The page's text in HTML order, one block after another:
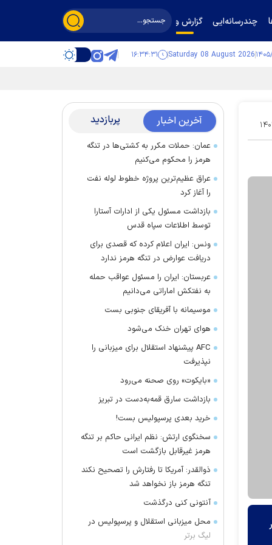
چندرسانه‌ایی گزارش و گفت‌وگو
Saturday 08 August 2026 ۱۶:۳۴:۳۲
۲۹ آخرین اخبار پربازدید
عمان: حملات مکرر به کشتی‌ها در تنگه
هرمز را محکوم می‌کنیم
عراق عظیم‌ترین پروژه خطوط لوله نفت
را آغاز کرد
بازداشت مسئول یکی از ادارات آستارا
توسط اطلاعات سپاه قدس
ونس: ایران اعلام کرده که قصدی برای
دریافت عوارض در تنگه هرمز ندارد
عربستان: ایران را مسئول عواقب حمله
به نفتکش اماراتی می‌دانیم
موسیمانه با آفریقای جنوبی بست
هوای تهران خنک می‌شود
AFC پیشنهاد استقلال برای میزبانی را
نپذیرفت
«بایکوت» روی صحنه می‌رود
بازداشت سارق قمه‌به‌دست در تبریز
خرید بعدی پرسپولیس بست!
سخنگوی ارتش: نظم ایرانی حاکم بر تنگه
هرمز غیرقابل بازگشت است
ذوالقدر: آمریکا تا رفتارش را تصحیح نکند
تنگه هرمز باز نخواهد شد
آنتونی کنی درگذشت
محل میزبانی استقلال و پرسپولیس در
لیگ برتر